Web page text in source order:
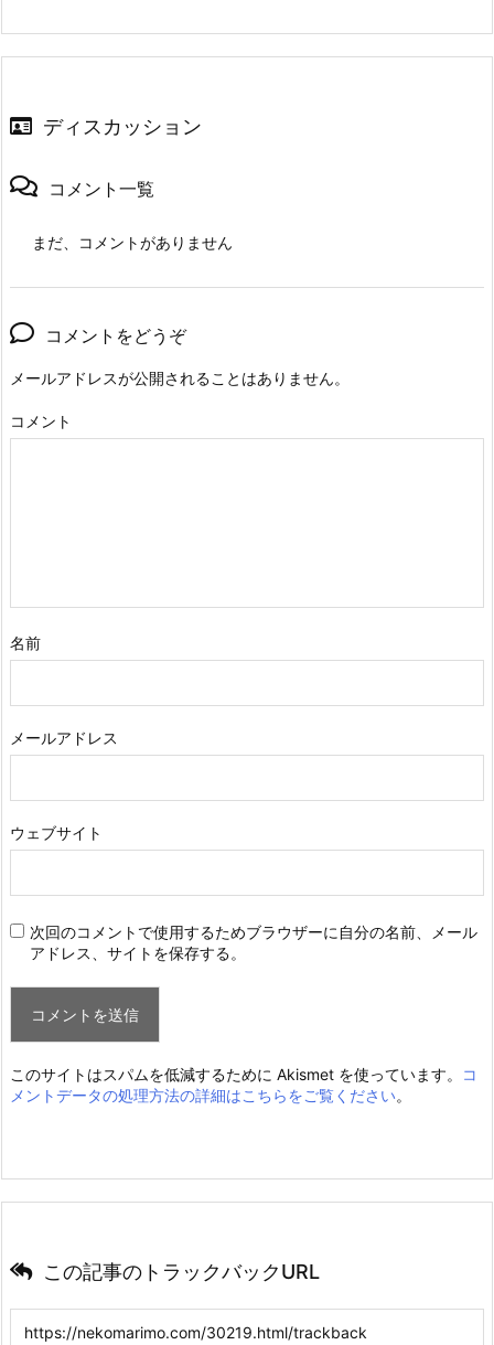
ディスカッション
コメント一覧
まだ、コメントがありません
コメントをどうぞ
メールアドレスが公開されることはありません。
コメント
名前
メールアドレス
ウェブサイト
次回のコメントで使用するためブラウザーに自分の名前、メール
アドレス、サイトを保存する。
このサイトはスパムを低減するために Akismet を使っています。
コ
メントデータの処理方法の詳細はこちらをご覧ください。
この記事のトラックバックURL